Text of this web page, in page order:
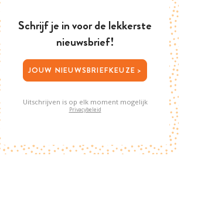
Schrijf je in voor de lekkerste
nieuwsbrief!
JOUW NIEUWSBRIEFKEUZE >
Uitschrijven is op elk moment mogelijk
Privacybeleid